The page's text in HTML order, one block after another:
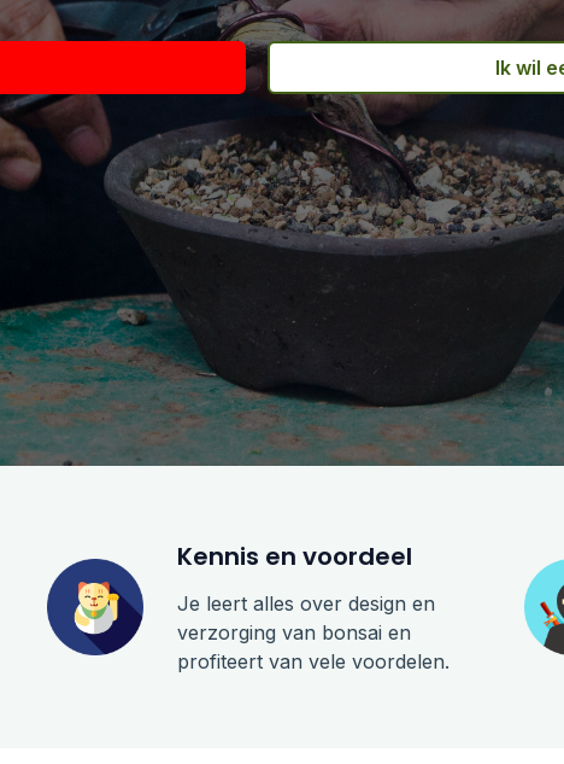
Ik wil
Kennis en voordeel
Je leert alles over design en
verzorging van bonsai en
profiteert van vele voordelen.